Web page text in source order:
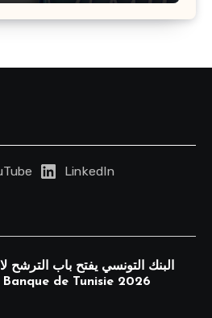
LinkedIn
البنك التونسي يفتح باب الترشح
Banque de Tunisie 2026